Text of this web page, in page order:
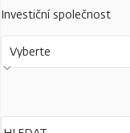
Investiční společnost
Vyberte